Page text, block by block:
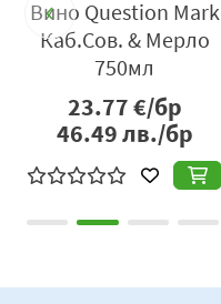
Алкохолно съдържание:
Производител:
Загора, ул. Х.Д.
България, тел: +359 2
Вино Question Mark
Каб.Сов. & Мерло
750мл
23.77€/бр
46.49лв./бр